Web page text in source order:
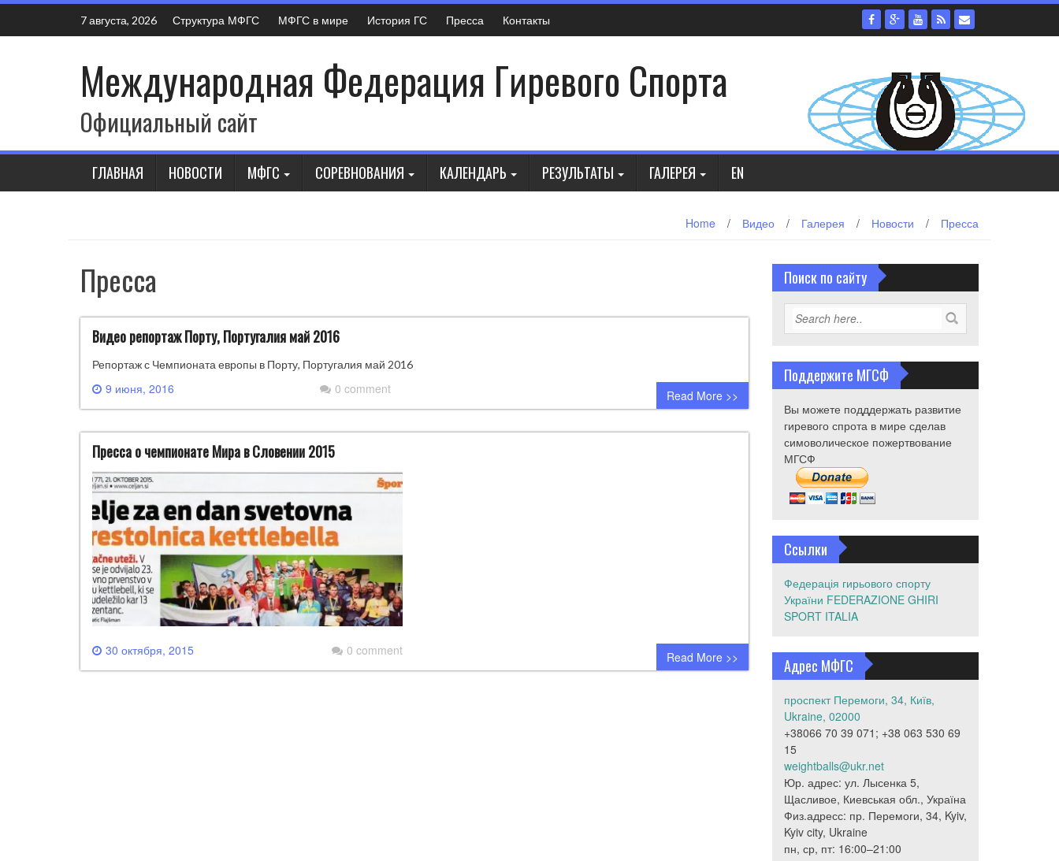
Skip
content
7 августа, 2026 Структура МФГС МФГС в мире История ГС Пресса Контакты
Международная Федерация Гиревого Спорта
Официальный сайт
ГЛАВНАЯ НОВОСТИ МФГС СОРЕВНОВАНИЯ КАЛЕНДАРЬ РЕЗУЛЬТАТЫ ГАЛЕРЕЯ EN
Home / Видео / Галерея / Новости / Пресса
Пресса
Видео репортаж Порту, Португалия май 2016
Репортаж с Чемпионата европы в Порту, Португалия май 2016
9 июня, 2016 0 comment Read More >>
Пресса о чемпионате Мира в Словении 2015
30 октября, 2015 0 comment Read More >>
Поиск по сайту
Поддержите МГСФ
Вы можете подддержать развитие
гиревого спрота в мире сделав
симоволическое пожертвование
МГСФ
Ссылки
Федерація гирьового спорту
України FEDERAZIONE GHIRI
SPORT ITALIA
Адрес МФГС
проспект Перемоги, 34, Київ,
Ukraine, 02000
+38066 70 39 071; +38 063 530 69
15
weightballs@ukr.net
Юр. адрес: ул. Лысенка 5,
Щасливое, Киевськая обл., Україна
Физ.адресс: пр. Перемоги, 34, Kyiv,
Kyiv city, Ukraine
пн, ср, пт: 16:00–21:00